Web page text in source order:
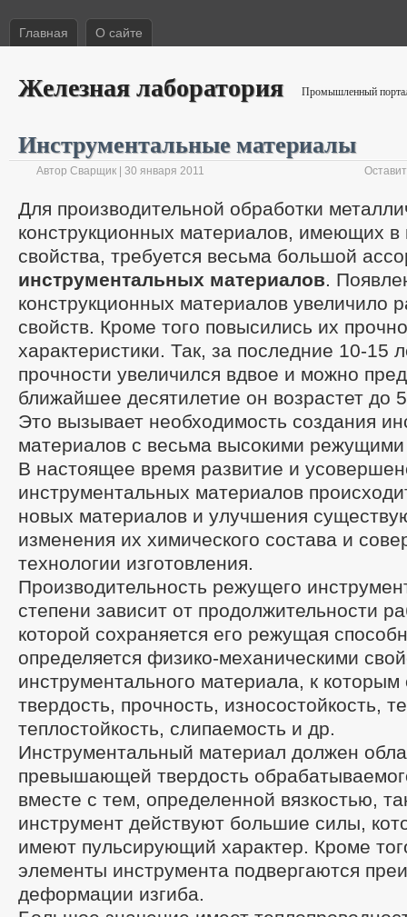
Главная О сайте
Железная лаборатория Промышленный
Инструментальные материалы
Автор Сварщик | 30 января 2011
Для производительной обработки
конструкционных материалов, имеющих в
свойства, требуется весьма большой
инструментальных материалов.
конструкционных материалов увеличило
свойств. Кроме того повысились их
характеристики. Так, за последние 10-15
прочности увеличился вдвое и можно
ближайшее десятилетие он возрастет
Это вызывает необходимость создания
материалов с весьма высокими режущими
В настоящее время развитие и
инструментальных материалов
новых материалов и улучшения
изменения их химического состава и
технологии изготовления.
Производительность режущего
степени зависит от продолжительности
которой сохраняется его режущая
определяется физико-механическими
инструментального материала, к которым
твердость, прочность, износостойкость,
теплостойкость, слипаемость и др.
Инструментальный материал должен
превышающей твердость
вместе с тем, определенной вязкостью,
инструмент действуют большие силы,
имеют пульсирующий характер. Кроме
элементы инструмента подвергаются
деформации изгиба.